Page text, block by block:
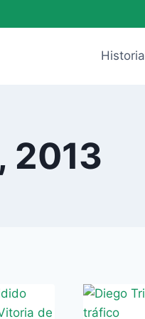
Historia
2013